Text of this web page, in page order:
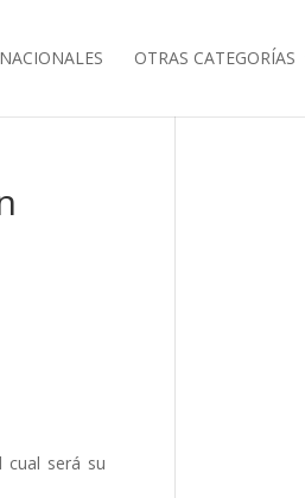
OTRAS CATEGORÍAS
cual será su